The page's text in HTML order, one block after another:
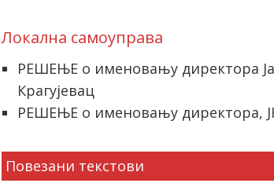
Локална самоуправа
РЕШЕЊЕ о именовању директора
Крагујевац
РЕШЕЊЕ о именовању директора,
Повезани текстови